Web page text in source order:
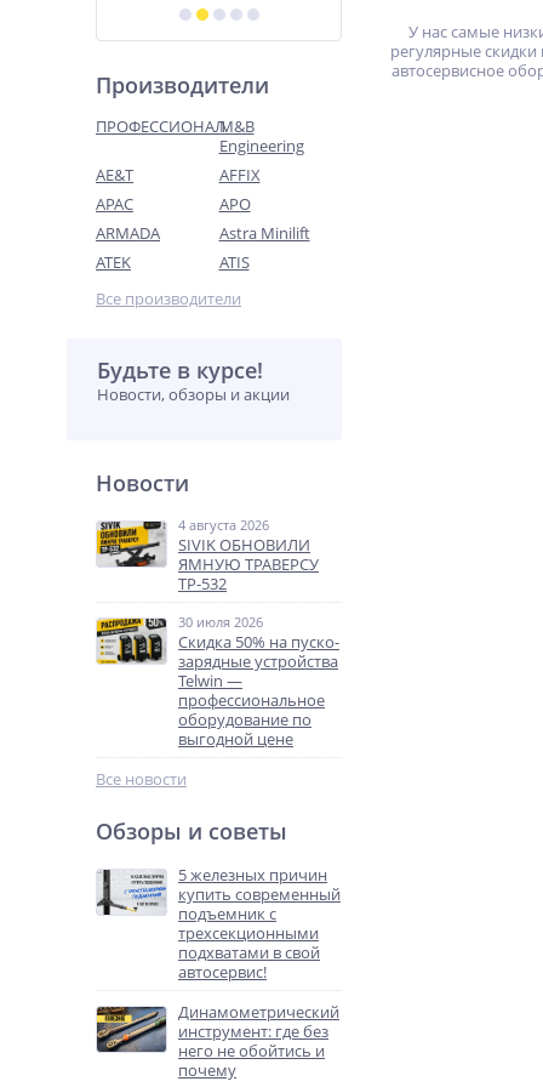
Производители
ПРОФЕССИОНАЛM&B
Engineering
AE&T
AFFIX
APAC
APO
ARMADA
Astra Minilift
ATEK
ATIS
Все производители
Будьте в курсе!
Новости, обзоры и акции
Новости
4 августа 2026
SIVIK ОБНОВИЛИ
ЯМНУЮ ТРАВЕРСУ
ТР-532
30 июля 2026
Скидка 50% на пуско-
зарядные устройства
Telwin —
профессиональное
оборудование по
выгодной цене
Все новости
Обзоры и советы
5 железных причин
купить современный
подъемник с
трехсекционными
подхватами в свой
автосервис!
Динамометрический
инструмент: где без
него не обойтись и
почему
У нас самые
регулярные скидки
автосервисное